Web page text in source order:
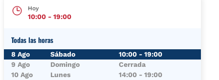
Hoy
10:00 - 19:00
Todas las horas
Día de la semanaHorario
8 Ago Sábado 10:00 - 19:00
9 Ago
Domingo
Cerrada
10 Ago
Lunes 14:00 - 19:00